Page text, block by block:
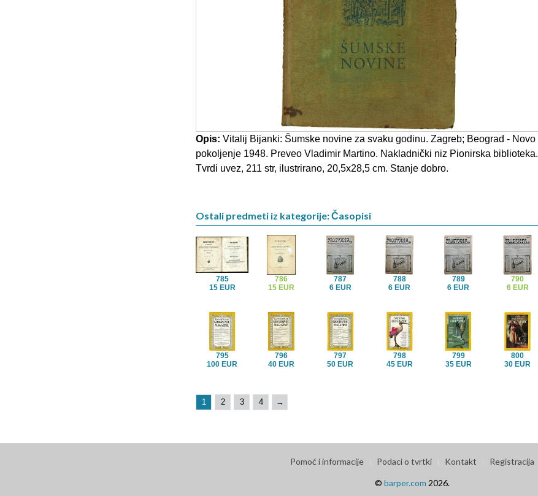
Opis: Vitalij Bijanki: Šumske novine za svaku godinu. Zagreb; Beograd - Novo
pokoljenje 1948. Preveo Vladimir Martino. Nakladnički niz Pionirska biblioteka.
Tvrdi uvez, 211 str, ilustrirano, 20,5x28,5 cm. Stanje dobro.
Ostali predmeti iz kategorije: Časopisi
785
15 EUR
786
15 EUR
787
6 EUR
788
6 EUR
789
6 EUR
790
6 EUR
795
100 EUR
796
40 EUR
797
50 EUR
798
45 EUR
799
35 EUR
800
30 EUR
1 2 3 4 →
Pomoć i informacije Podaci o tvrtki Kontakt Registracija
© barper.com 2026.